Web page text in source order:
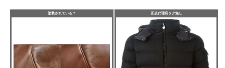
塗装されている？ 正規代理店タグ無し